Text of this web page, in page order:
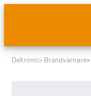
Deltronic> Brandvarnare>